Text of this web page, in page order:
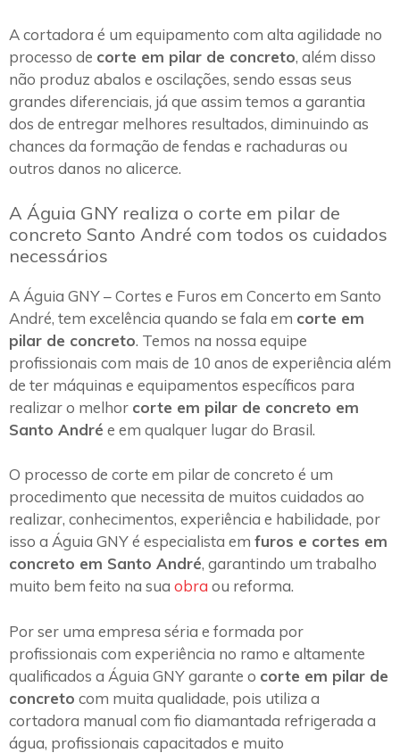
A cortadora é um equipamento com alta agilidade no
processo de corte em pilar de concreto, além disso
não produz abalos e oscilações, sendo essas seus
grandes diferenciais, já que assim temos a garantia
dos de entregar melhores resultados, diminuindo as
chances da formação de fendas e rachaduras ou
outros danos no alicerce.
A Águia GNY realiza o corte em pilar de
concreto Santo André com todos os cuidados
necessários
A Águia GNY – Cortes e Furos em Concerto em Santo
André, tem excelência quando se fala em corte em
pilar de concreto. Temos na nossa equipe
profissionais com mais de 10 anos de experiência além
de ter máquinas e equipamentos específicos para
realizar o melhor corte em pilar de concreto em
Santo André e em qualquer lugar do Brasil.
O processo de corte em pilar de concreto é um
procedimento que necessita de muitos cuidados ao
realizar, conhecimentos, experiência e habilidade, por
isso a Águia GNY é especialista em furos e cortes em
concreto em Santo André, garantindo um trabalho
muito bem feito na sua obra ou reforma.
Por ser uma empresa séria e formada por
profissionais com experiência no ramo e altamente
qualificados a Águia GNY garante o corte em pilar de
concreto com muita qualidade, pois utiliza a
cortadora manual com fio diamantada refrigerada a
água, profissionais capacitados e muito